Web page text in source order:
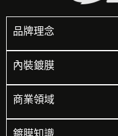
品牌理念
內裝鍍膜
商業領域